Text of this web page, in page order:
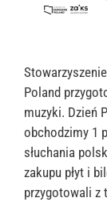
Poland
muzyki. Dzień
obchodzimy 1
słuchania
zakupu płyt i
przygotowali z